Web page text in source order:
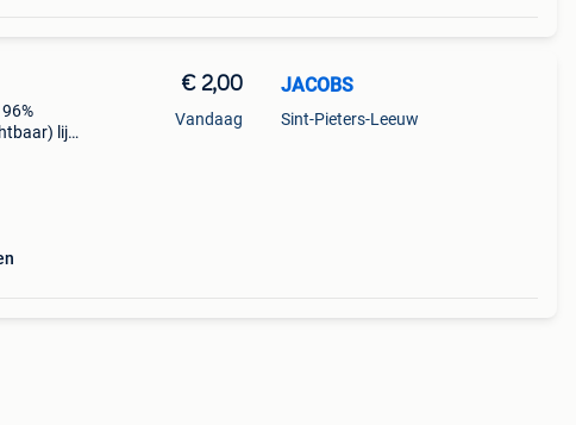
lijn
€ 2,00
Vandaag
JACOBS
Sint-Pieters-Leeuw